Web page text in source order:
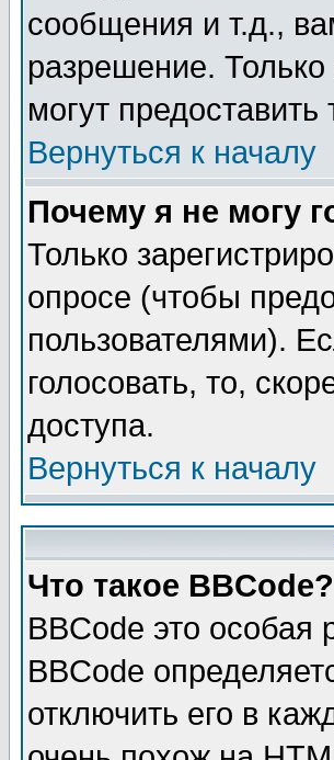
сообщения и т.д.,
разрешение.
могут
Вернуться к началу
Почему я не могу
Только
опросе (чтобы
пользователями).
голосовать, то,
доступа.
Вернуться к началу
Что такое BBCode?
BBCode это особая
BBCode
отключить его в